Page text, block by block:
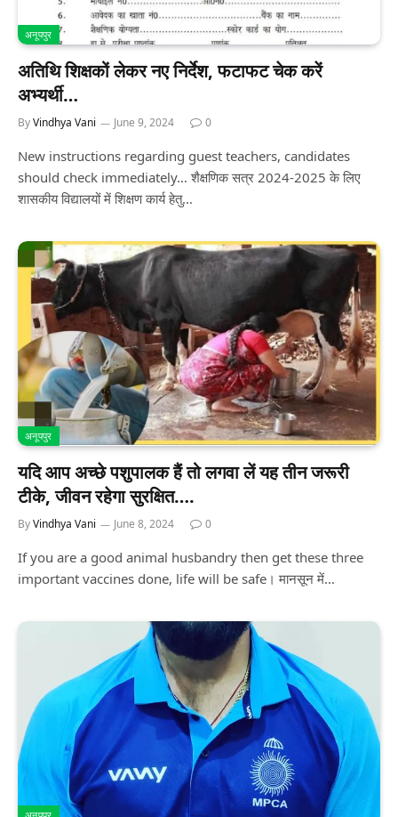
अनूपपुर
अतिथि शिक्षकों लेकर नए निर्देश, फटाफट चेक करें
अभ्यर्थी…
ByVindhya Vani June 9, 2024 0
New instructions regarding guest teachers, candidates
should check immediately… शैक्षणिक सत्र 2024-2025 के लिए
शासकीय विद्यालयों में शिक्षण कार्य हेतु…
अनूपपुर
यदि आप अच्छे पशुपालक हैं तो लगवा लें यह तीन जरूरी
टीके, जीवन रहेगा सुरक्षित….
ByVindhya Vani June 8, 2024 0
If you are a good animal husbandry then get these three
important vaccines done, life will be safe। मानसून में…